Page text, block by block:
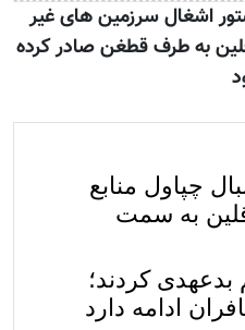
اشغال سرزمین های غیر
به طرف قطغن صادر کرده
چپاول منابع
به سمت
بدعهدی کردند؛
ادامه دارد